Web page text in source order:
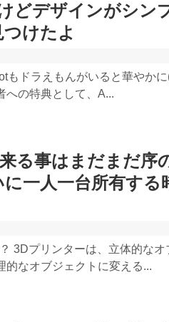
デザインがシン
けたよ
もドラえもんがいると華やか
への特典として、A...
る事はまだまだ序
一人一台所有する
3Dプリンターは、立体的なオ
的なオブジェクトに変える...